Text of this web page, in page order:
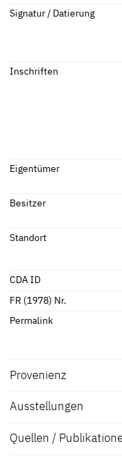
Maße
Maße Bildträger: 36 x 23
Maße mit Rahmen: 47,3
[Landesmuseum für
revised 2014]
Signatur / Datierung
Signatur / Datierung
Bezeichnet rechts in
Flügel, darunter
[Landesmuseum für
Inschriften
Buchstabe "L" unter dem
[Landesmuseum für
revised 2014]
Eigentümer
Besitzer
Standort
CDA ID
FR (1978) Nr.
Permalink
Provenienz
revised 2014]
Ausstellungen
Quellen /